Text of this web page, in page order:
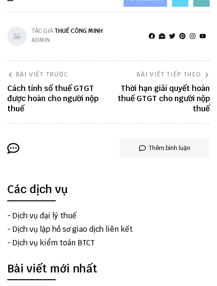
TÁC GIẢTHUẾ CÔNG MINH
ADMIN
BÀI VIẾT TRƯỚC
Cách tính số thuế GTGT
được hoàn cho người nộp
thuế
BÀI VIẾT TIẾP THEO
Thời hạn giải quyết hoàn
thuế GTGT cho người nộp
thuế
Thêm bình luận
Các dịch vụ
- Dịch vụ đại lý thuế
- Dịch vụ lập hồ sơ giao dịch liên kết
- Dịch vụ kiểm toán BTCT
Bài viết mới nhất